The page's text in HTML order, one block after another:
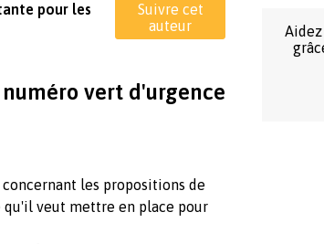
pour les
Suivre cet
auteur
vert d'urgence
les propositions de
qu'il veut mettre en place pour